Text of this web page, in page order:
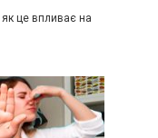
як це впливає на